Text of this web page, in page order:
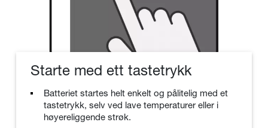
Starte med ett tastetrykk
Batteriet startes helt enkelt og pålitelig med et
tastetrykk, selv ved lave temperaturer eller i
høyereliggende strøk.